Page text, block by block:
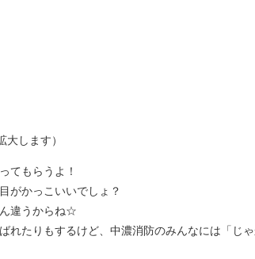
大します）
てもらうよ！
がかっこいいでしょ？
違うからね☆
れたりもするけど、中濃消防のみんなには「じ